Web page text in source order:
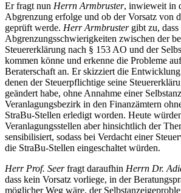
Er fragt nun Herrn Armbruster, inwieweit in
Abgrenzung erfolge und ob der Vorsatz von
geprüft werde. Herr Armbruster gibt zu, dass
Abgrenzungsschwierigkeiten zwischen der
Steuererklärung nach § 153 AO und der
kommen könne und erkenne die Probleme
Beraterschaft an. Er skizziert die
denen der Steuerpflichtige seine
geändert habe, ohne Annahme einer
Veranlagungsbezirk in den Finanzämtern
StraBu-Stellen erledigt worden. Heute
Veranlagungsstellen aber hinsichtlich der
sensibilisiert, sodass bei Verdacht einer
die StraBu-Stellen eingeschaltet würden.
Herr Prof. Seerfragt daraufhin Herrn Dr.
dass kein Vorsatz vorliege, in der
möglicher Weg wäre, der